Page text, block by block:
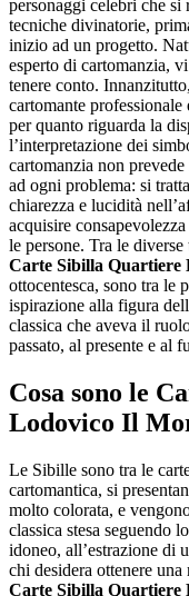
personaggi celebri che
tecniche divinatorie,
inizio ad un progetto.
esperto di cartomanzia,
tenere conto.
cartomante
per quanto riguarda la
l’interpretazione dei
cartomanzia non
ad ogni problema: si
chiarezza e lucidità
acquisire
le persone. Tra le
Carte Sibilla
ottocentesca, sono tra le
ispirazione alla figura
classica che aveva il
passato, al presente e al
Cosa sono le
Lodovico Il
Le Sibille sono tra le
cartomantica, si
molto colorata, e
classica stesa seguendo
idoneo, all’estrazione di
chi desidera ottenere
Carte Sibilla